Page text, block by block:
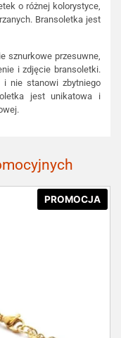
o różnej kolorystyce,
Bransoletka jest
sznurkowe przesuwne,
i zdjęcie bransoletki.
i nie stanowi zbytniego
jest unikatowa i
PROMOCJA